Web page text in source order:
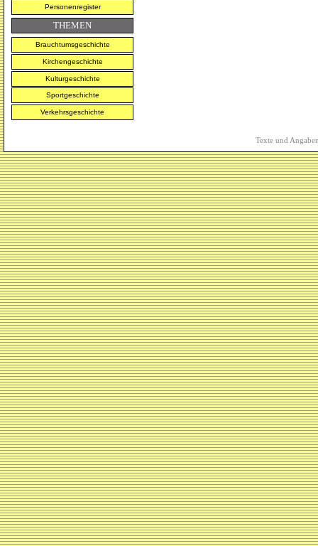
Personenregister
THEMEN
Brauchtumsgeschichte
Kirchengeschichte
Kulturgeschichte
Sportgeschichte
Verkehrsgeschichte
Texte und